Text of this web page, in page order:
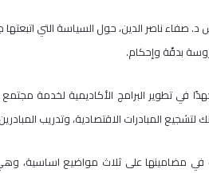
ناصر الدين، حول السياسة التي
بدقّة وإحكام.
في تطوير البرامج الأكاديمية لخدمة
لتشجيع المبادرات الاقتصادية، وتدريب
في مضامينها على ثلاث مواضيع اساسية،